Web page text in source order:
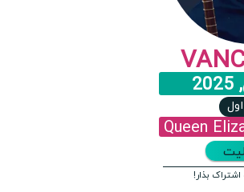
Queen
بذار!